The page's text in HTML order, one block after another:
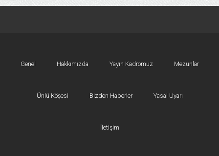
Genel Hakkımızda Yayın Kadromuz Mezunlar
Ünlü Köşesi Bizden Haberler Yasal Uyarı
İletişim